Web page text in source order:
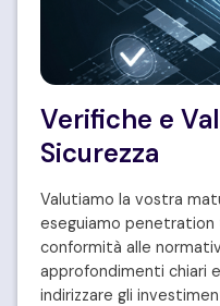
Verifiche e
Sicurezza
Valutiamo la vostra
eseguiamo
conformità alle
approfondimenti chiari
indirizzare gli